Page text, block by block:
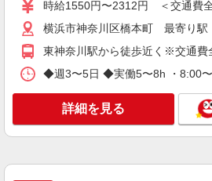
月給32万〜50万円
横浜市神奈川区橋
キープ
株式会社kotrio /●YK-S-2097566
時給1550円〜2312円 ＜交通費全
横浜市神奈川区橋本町 最寄り駅
東神奈川駅から徒歩近く※交通費
◆週3〜5日 ◆実働5〜8h ・8:00
詳細を見る